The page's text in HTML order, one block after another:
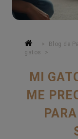
Blog de
gatos
MI
ME